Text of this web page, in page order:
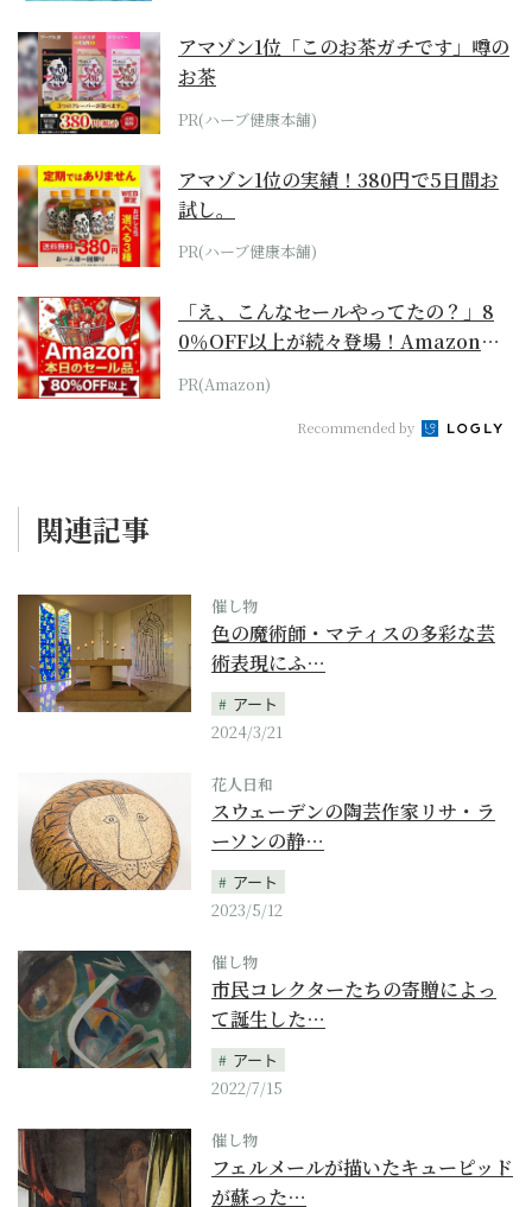
アマゾン1位「このお茶ガチです」噂の
お茶
PR(ハーブ健康本舗)
アマゾン1位の実績！380円で5日間お
試し。
PR(ハーブ健康本舗)
「え、こんなセールやってたの？」8
0％OFF以上が続々登場！Amazonの
本気が...
PR(Amazon)
Recommended by
関連記事
催し物
色の魔術師・マティスの多彩な芸
術表現にふ…
アート
2024/3/21
花人日和
スウェーデンの陶芸作家リサ・ラ
ーソンの静…
アート
2023/5/12
催し物
市民コレクターたちの寄贈によっ
て誕生した…
アート
2022/7/15
催し物
フェルメールが描いたキューピッド
が蘇った…